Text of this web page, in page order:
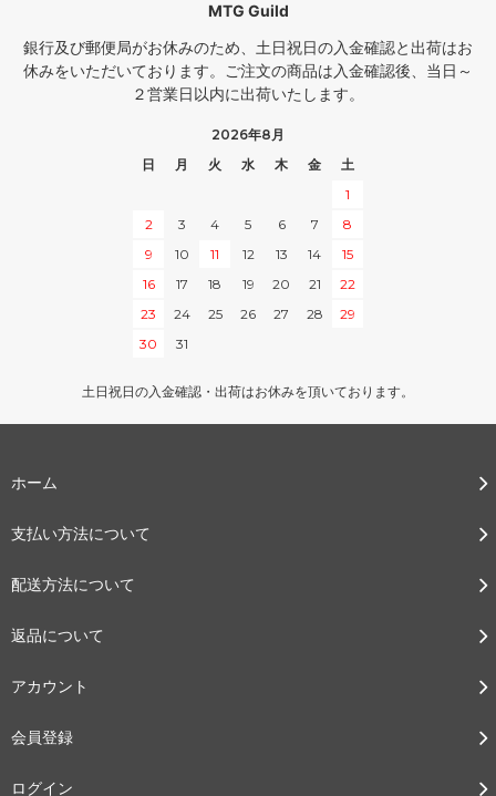
MTG Guild
銀行及び郵便局がお休みのため、土日祝日の入金確認と出荷はお
休みをいただいております。ご注文の商品は入金確認後、当日～
２営業日以内に出荷いたします。
2026年8月
日
月 火 水 木 金
土
1
2
3 4 5 6 7
8
9
10 11 12 13 14
15
16
17 18 19 20 21
22
23
24 25 26 27 28
29
30
31
土日祝日の入金確認・出荷はお休みを頂いております。
ホーム
支払い方法について
配送方法について
返品について
アカウント
会員登録
ログイン